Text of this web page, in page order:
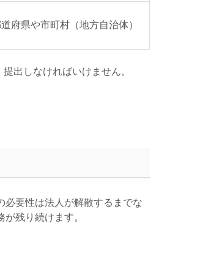
府県や市町村（地方自治体）
出しなければいけません。
必要性は法人が解散するまでな
残り続けます。